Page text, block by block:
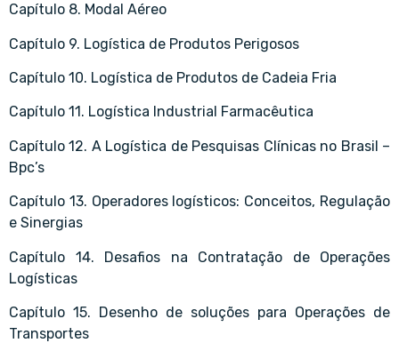
Capítulo 8. Modal Aéreo
Capítulo 9. Logística de Produtos Perigosos
Capítulo 10. Logística de Produtos de Cadeia Fria
Capítulo 11. Logística Industrial Farmacêutica
Capítulo 12. A Logística de Pesquisas Clínicas no Brasil –
Bpc’s
Capítulo 13. Operadores logísticos: Conceitos, Regulação
e Sinergias
Capítulo 14. Desafios na Contratação de Operações
Logísticas
Capítulo 15. Desenho de soluções para Operações de
Transportes